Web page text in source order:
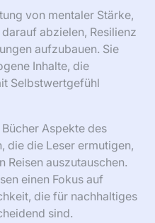
von mentaler Stärke,
abzielen, Resilienz
aufzubauen. Sie
Inhalte, die
Selbstwertgefühl
Aspekte des
die die Leser ermutigen,
Reisen auszutauschen.
einen Fokus auf
die für nachhaltiges
sind.